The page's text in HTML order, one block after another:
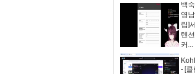
백
영
립]
텐션
커...
- [클